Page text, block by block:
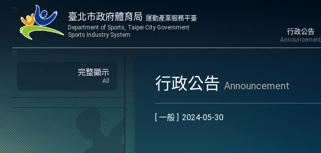
:::
臺北市政府體育局 運動產業服務平臺
Department of Sports, Taipei City Government
Sports Industry System
行政公告
Announcement
:::
完整顯示
All 行政公告 Announcement
[ 一般 ] 2024-05-30